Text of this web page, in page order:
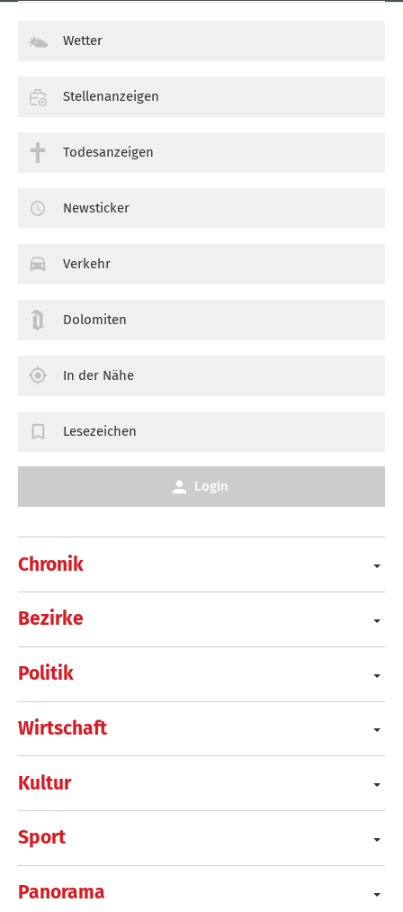
Chronik
Bezirke
Politik
Wirtschaft
Kultur
Sport
Panorama
Wetter
Stellenanzeigen
Todesanzeigen
Newsticker
Verkehr
Dolomiten
In der Nähe
Lesezeichen
Login